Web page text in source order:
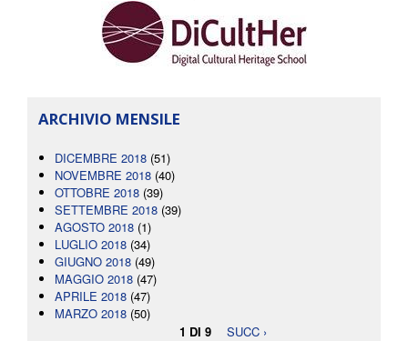
ARCHIVIO MENSILE
DICEMBRE 2018 (51)
NOVEMBRE 2018 (40)
OTTOBRE 2018 (39)
SETTEMBRE 2018 (39)
AGOSTO 2018 (1)
LUGLIO 2018 (34)
GIUGNO 2018 (49)
MAGGIO 2018 (47)
APRILE 2018 (47)
MARZO 2018 (50)
1 DI 9
SUCC ›